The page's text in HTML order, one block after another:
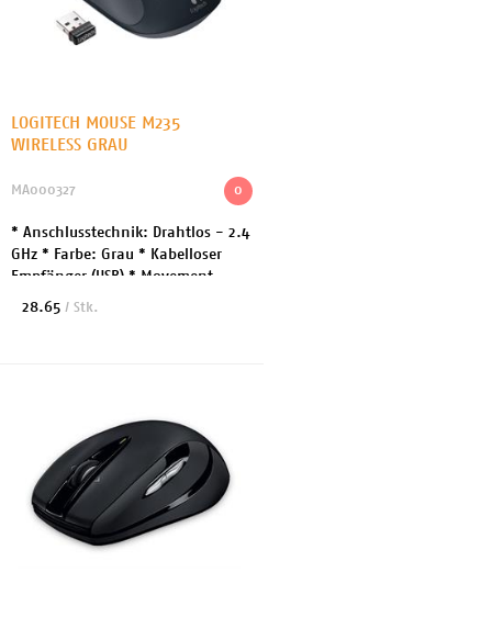
LOGITECH MOUSE M235
WIRELESS GRAU
0
MA000327
* Anschlusstechnik: Drahtlos - 2.4
GHz * Farbe: Grau * Kabelloser
Empfänger (USB) * Movement
Detection Technologie: Optisch *
28.65 / Stk.